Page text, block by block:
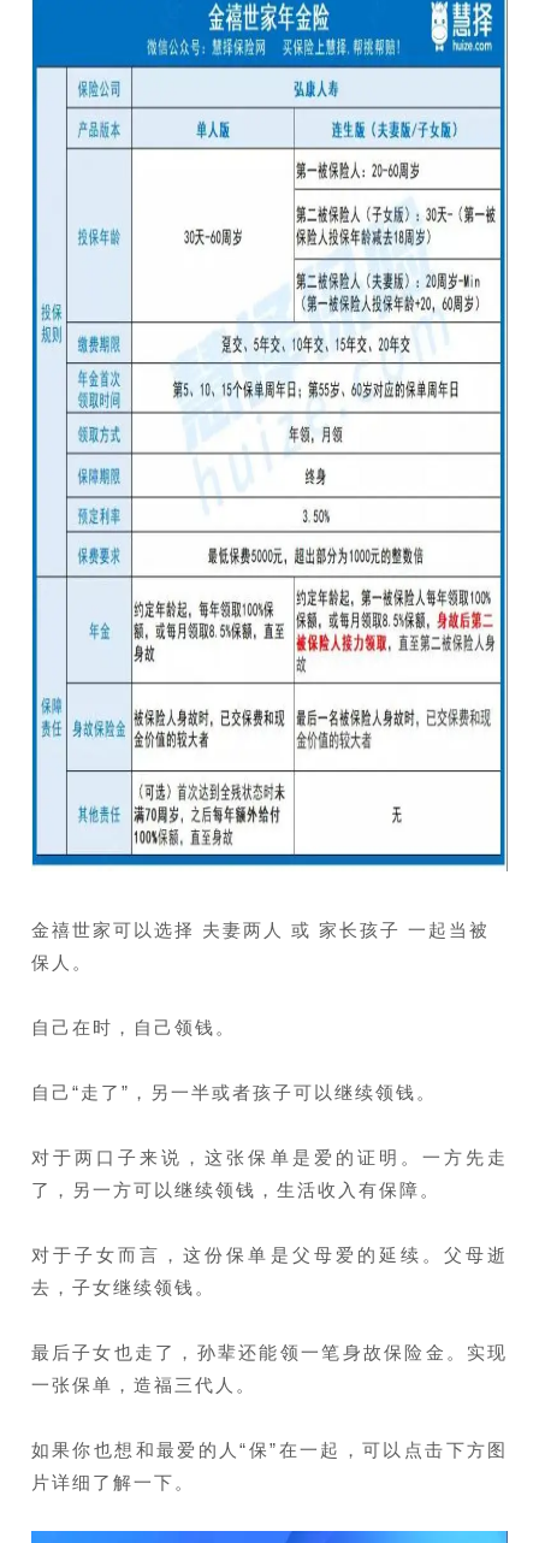
金禧世家可以选择 夫妻两人 或 家长孩子 一起当被
保人。
自己在时，自己领钱。
自己“走了”，另一半或者孩子可以继续领钱。
对于两口子来说，这张保单是爱的证明。一方先走
了，另一方可以继续领钱，生活收入有保障。
对于子女而言，这份保单是父母爱的延续。父母逝
去，子女继续领钱。
最后子女也走了，孙辈还能领一笔身故保险金。 实现
一张保单，造福三代人。
如果你也想和最爱的人“保”在一起，可以点击下方图
片详细了解一下。